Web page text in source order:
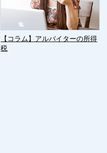
【コラム】アルバイターの所得
税